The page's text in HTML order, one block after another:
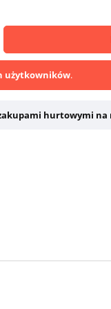
użytkowników.
hurtowymi na